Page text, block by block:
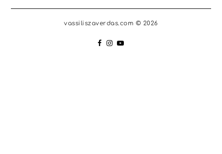
vassiliszaverdas.com © 2026